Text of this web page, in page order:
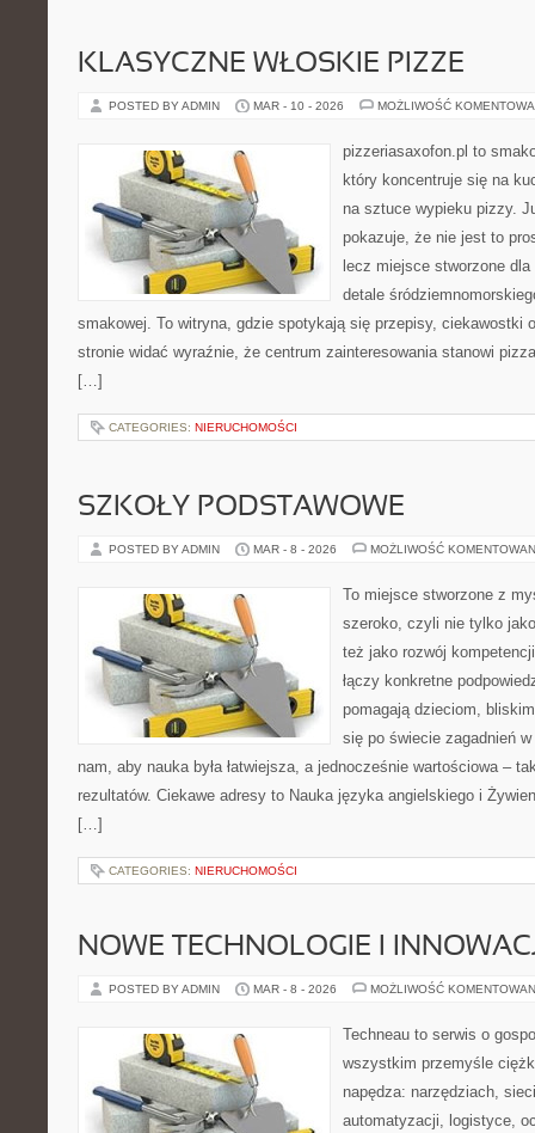
KLASYCZNE WŁOSKIE PIZZE
POSTED BY ADMIN MAR - 10 - 2026 MOŻLIWOŚĆ
pizzeriasaxofon.pl to
który koncentruje się na
na sztuce wypieku pizzy.
pokazuje, że nie jest to
lecz miejsce stworzone
detale
smakowej. To witryna, gdzie spotykają się przepisy, ciekawostki
stronie widać wyraźnie, że centrum zainteresowania stanowi
[…]
CATEGORIES: NIERUCHOMOŚCI
SZKOŁY PODSTAWOWE
POSTED BY ADMIN MAR - 8 - 2026 MOŻLIWOŚĆ
To miejsce stworzone z
szeroko, czyli nie tylko
też jako rozwój
łączy konkretne
pomagają dzieciom,
się po świecie zagadnień
nam, aby nauka była łatwiejsza, a jednocześnie wartościowa –
rezultatów. Ciekawe adresy to Nauka języka angielskiego i
[…]
CATEGORIES: NIERUCHOMOŚCI
NOWE TECHNOLOGIE I
POSTED BY ADMIN MAR - 8 - 2026 MOŻLIWOŚĆ
Techneau to serwis o
wszystkim przemyśle
napędza: narzędziach,
automatyzacji, logistyce,